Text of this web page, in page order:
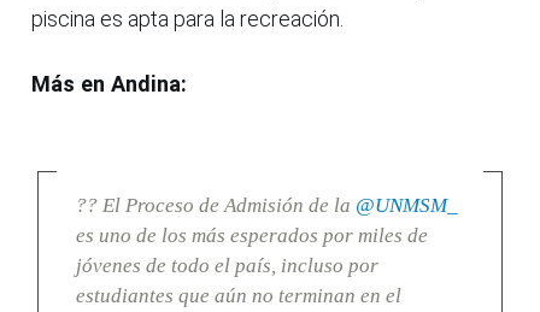
piscina es apta para la recreación.
Más en Andina:
?? El Proceso de Admisión de la @UNMSM_
es uno de los más esperados por miles de
jóvenes de todo el país, incluso por
estudiantes que aún no terminan en el